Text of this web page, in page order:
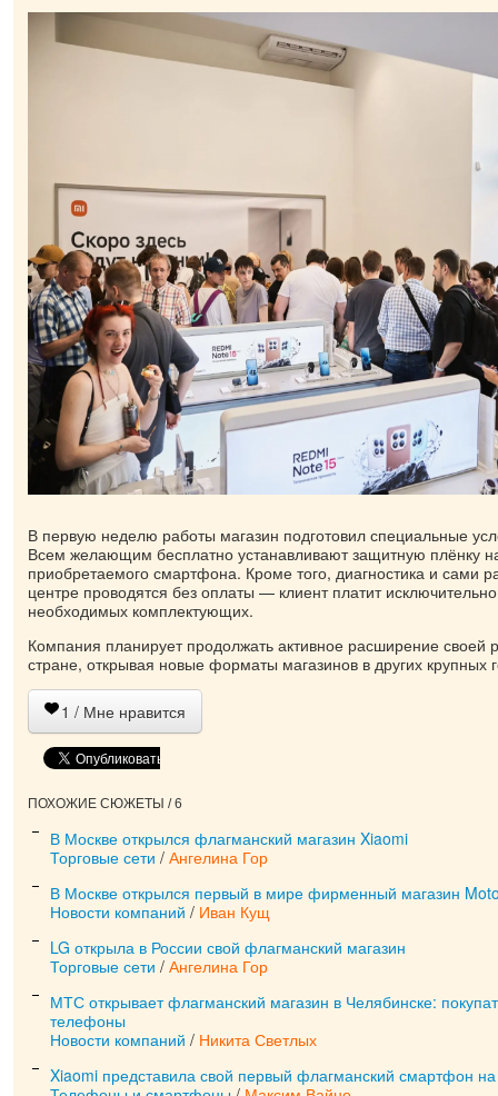
В первую неделю работы магазин подготовил специальные
Всем желающим бесплатно устанавливают защитную плёнку
приобретаемого смартфона. Кроме того, диагностика и сами
центре проводятся без оплаты — клиент платит
необходимых комплектующих.
Компания планирует продолжать активное расширение своей
стране, открывая новые форматы магазинов в других крупных
1 / Мне нравится
ПОХОЖИЕ СЮЖЕТЫ / 6
В Москве открылся флагманский магазин Xiaomi
Торговые сети / Ангелина Гор
В Москве открылся первый в мире фирменный магазин
Новости компаний / Иван Кущ
LG открыла в России свой флагманский магазин
Торговые сети / Ангелина Гор
МТС открывает флагманский магазин в Челябинске:
телефоны
Новости компаний / Никита Светлых
Xiaomi представила свой первый флагманский смартфон